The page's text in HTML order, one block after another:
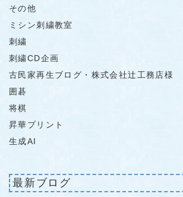
その他
ミシン刺繍教室
刺繍
刺繍CD企画
古民家再生ブログ・株式会社辻工務店様
囲碁
将棋
昇華プリント
生成AI
最新ブログ